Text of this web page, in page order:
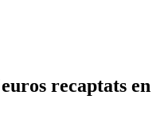
recaptats en